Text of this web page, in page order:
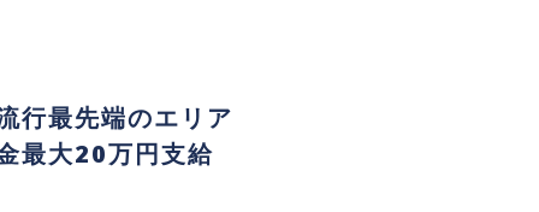
最先端のエリア
最大20万円支給